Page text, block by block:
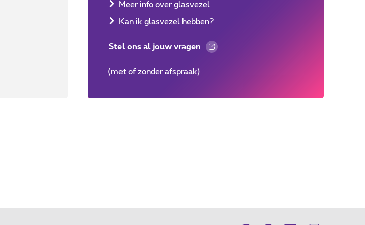
Meer info over glasvezel
Kan ik glasvezel hebben?
Stel ons al jouw vragen
(met of zonder afspraak)